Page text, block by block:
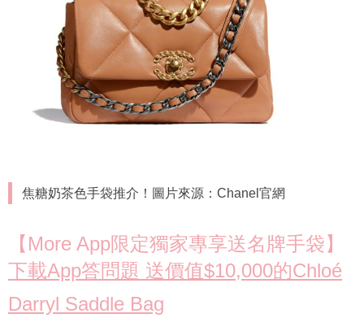
焦糖奶茶色手袋推介！圖片來源：Chanel官網
【More App限定獨家專享送名牌手袋】
下載App答問題 送價值$10,000的Chloé
Darryl Saddle Bag